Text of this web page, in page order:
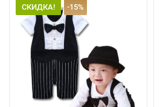
СКИДКА! -15%